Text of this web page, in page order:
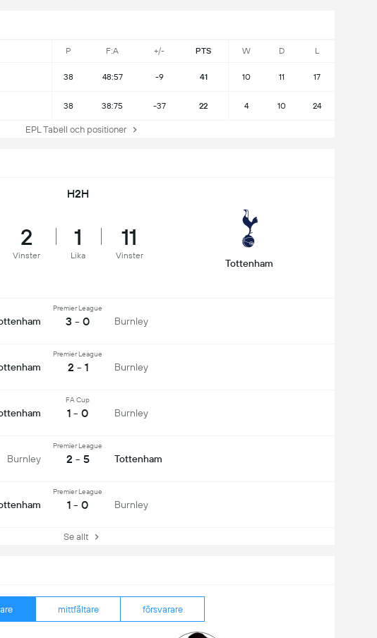
mittfältare försvarare
P F:A +/- PTS W D L
38 48:57 -9 41 10 11 17
38 38:75 -37 22 4 10 24
EPL Tabell och positioner
H2H
2
Vinster
1
Lika
11
Vinster
Tottenham
Premier League
3 - 0 Burnley
Premier League
2 - 1 Burnley
FA Cup
1 - 0 Burnley
Burnley
Premier League
2 - 5 Tottenham
Premier League
1 - 0 Burnley
Se allt